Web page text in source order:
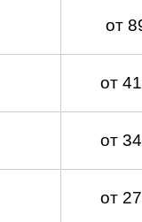
от
от
от
от